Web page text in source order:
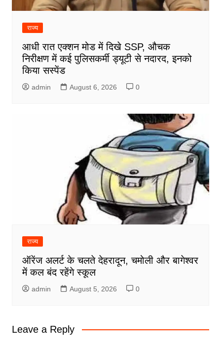
राज्य
आधी रात एक्शन मोड में दिखे SSP, औचक
निरीक्षण में कई पुलिसकर्मी ड्यूटी से नदारद, इनको
किया सस्पेंड
admin August 6, 2026 0
राज्य
ऑरेंज अलर्ट के चलते देहरादून, चमोली और बागेश्वर
में कल बंद रहेंगे स्कूल
admin August 5, 2026 0
Leave a Reply